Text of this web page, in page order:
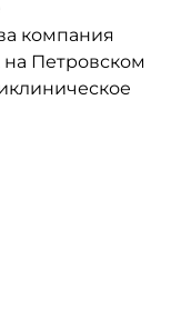
компания
на Петровском